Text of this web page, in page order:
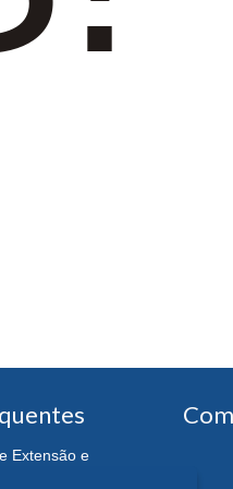
Extensão e